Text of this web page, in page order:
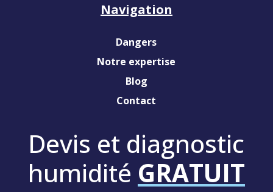
Navigation
Dangers
Notre expertise
Blog
Contact
Devis et diagnostic
humidité GRATUIT